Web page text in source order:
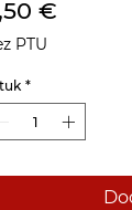
€
PTU
*